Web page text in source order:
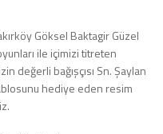
Göksel Baktagir Güzel
ile içimizi titreten
değerli bağışçısı Sn. Şaylan
hediye eden resim